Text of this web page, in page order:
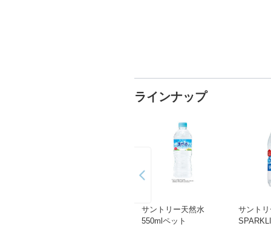
ラインナップ
サントリー天然水
550mlペット
サント